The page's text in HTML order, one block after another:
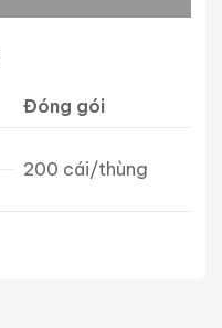
Đóng gói
200 cái/thùng